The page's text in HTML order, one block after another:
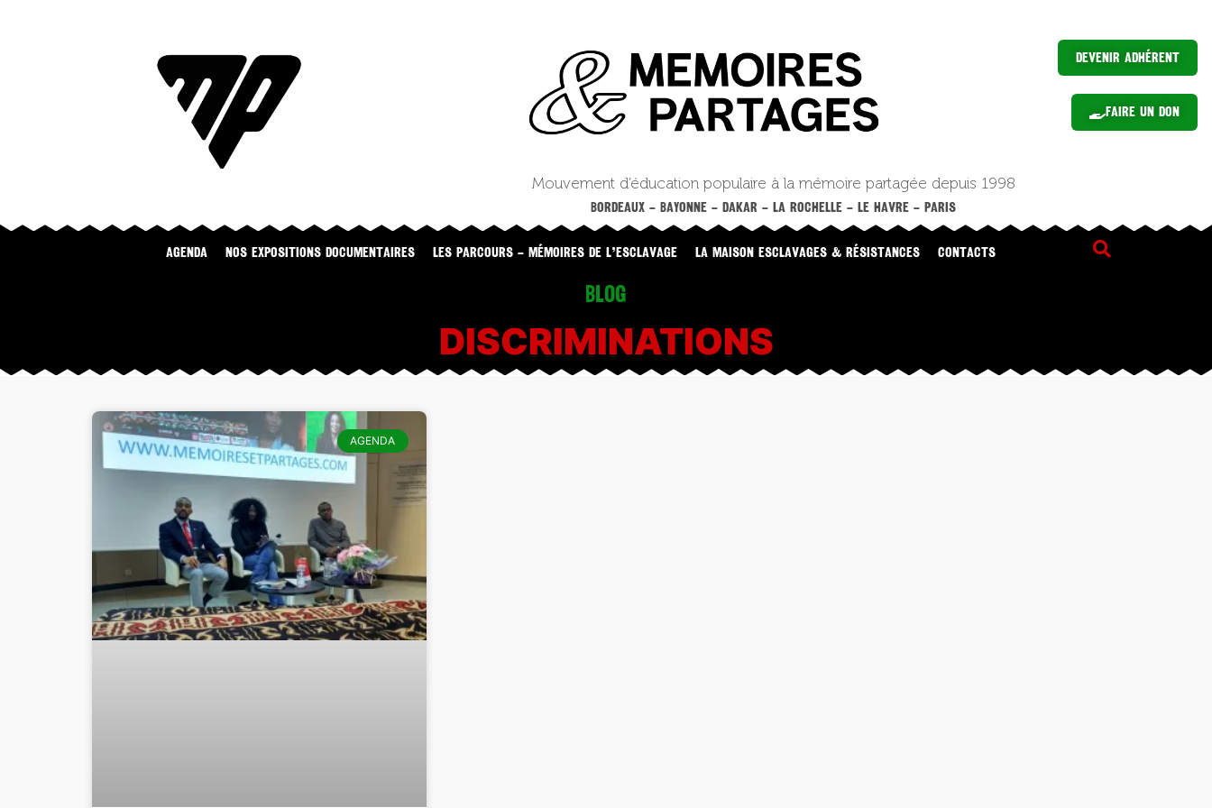
Devenir Adhérent
Faire un Don
Mouvement d’éducation populaire à la mémoire partagée depuis 1998
BORDEAUX – BAYONNE – DAKAR – LA ROCHELLE – LE HAVRE – PARIS
Agenda NOS EXPOSITIONS DOCUMENTAIRES LES PARCOURS – MÉMOIRES DE L’ESCLAVAGE LA MAISON ESCLAVAGES & RÉSISTANCES CONTACTS
Blog
DISCRIMINATIONS
AGENDA